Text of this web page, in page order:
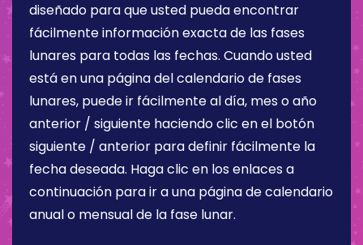
diseñado para que usted pueda encontrar
fácilmente información exacta de las fases
lunares para todas las fechas. Cuando usted
está en una página del calendario de fases
lunares, puede ir fácilmente al día, mes o año
anterior / siguiente haciendo clic en el botón
siguiente / anterior para definir fácilmente la
fecha deseada. Haga clic en los enlaces a
continuación para ir a una página de calendario
anual o mensual de la fase lunar.